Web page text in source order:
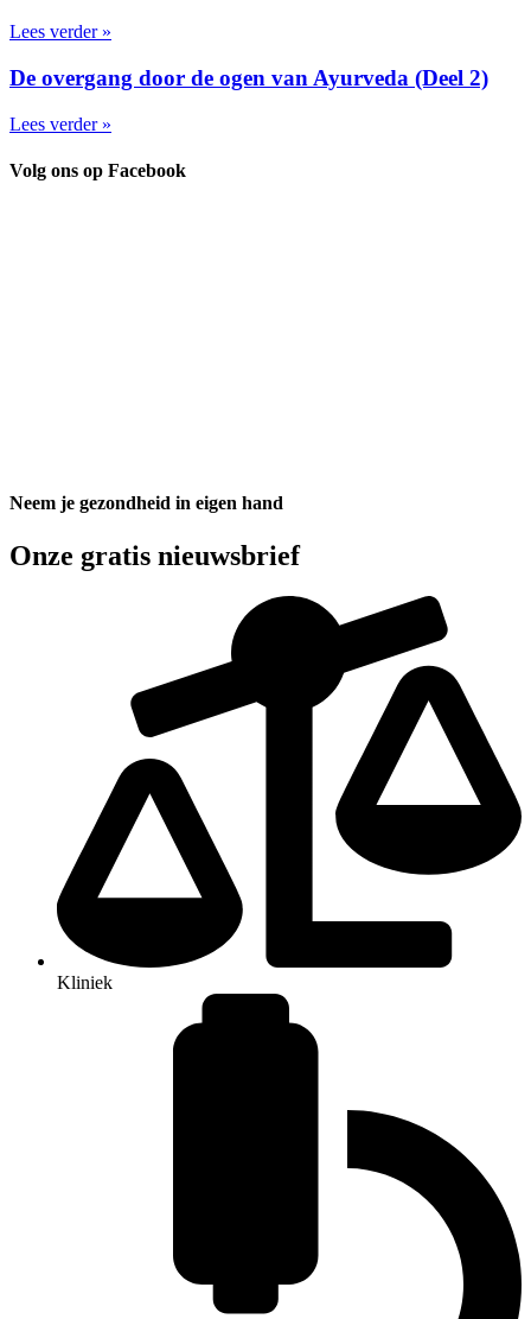
Lees verder »
De overgang door de ogen van Ayurveda (Deel 2)
Lees verder »
Volg ons op Facebook
Neem je gezondheid in eigen hand
Onze gratis nieuwsbrief
Kliniek